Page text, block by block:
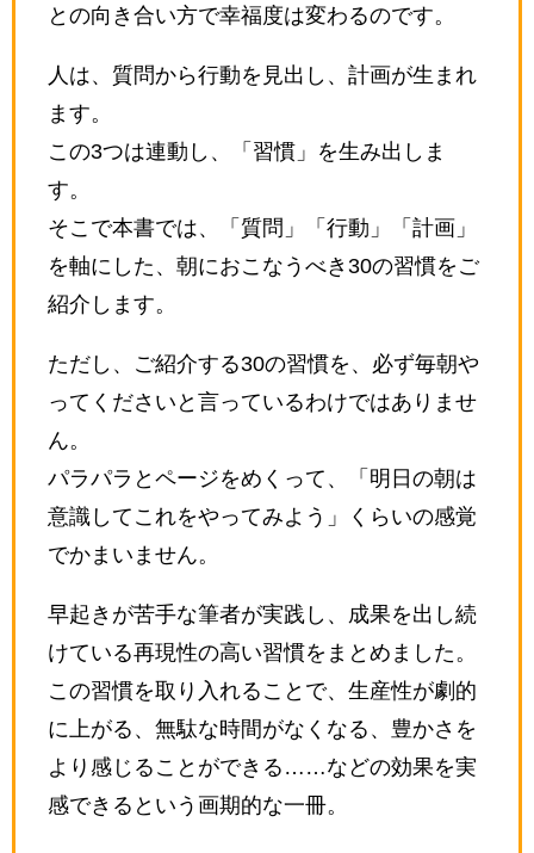
との向き合い方で幸福度は変わるのです。
人は、質問から行動を見出し、計画が生まれ
ます。
この3つは連動し、「習慣」を生み出しま
す。
そこで本書では、「質問」「行動」「計画」
を軸にした、朝におこなうべき30の習慣をご
紹介します。
ただし、ご紹介する30の習慣を、必ず毎朝や
ってくださいと言っているわけではありませ
ん。
パラパラとページをめくって、「明日の朝は
意識してこれをやってみよう」くらいの感覚
でかまいません。
早起きが苦手な筆者が実践し、成果を出し続
けている再現性の高い習慣をまとめました。
この習慣を取り入れることで、生産性が劇的
に上がる、無駄な時間がなくなる、豊かさを
より感じることができる……などの効果を実
感できるという画期的な一冊。